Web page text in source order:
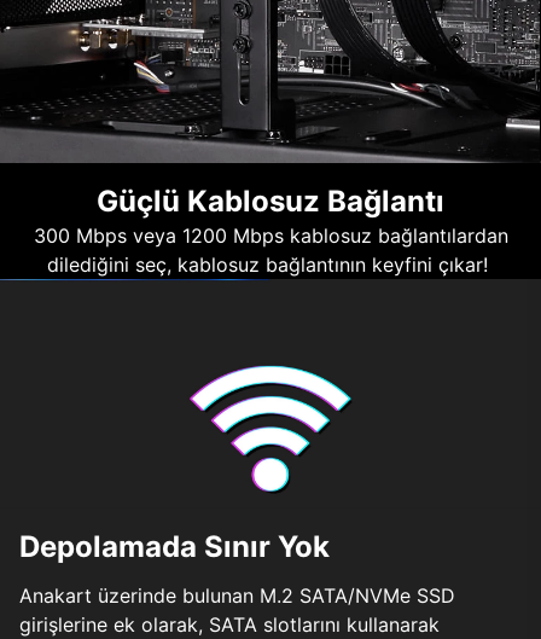
Güçlü Kablosuz Bağlantı
300 Mbps veya 1200 Mbps kablosuz bağlantılardan
dilediğini seç, kablosuz bağlantının keyfini çıkar!
Depolamada Sınır Yok
Anakart üzerinde bulunan M.2 SATA/NVMe SSD
girişlerine ek olarak, SATA slotlarını kullanarak